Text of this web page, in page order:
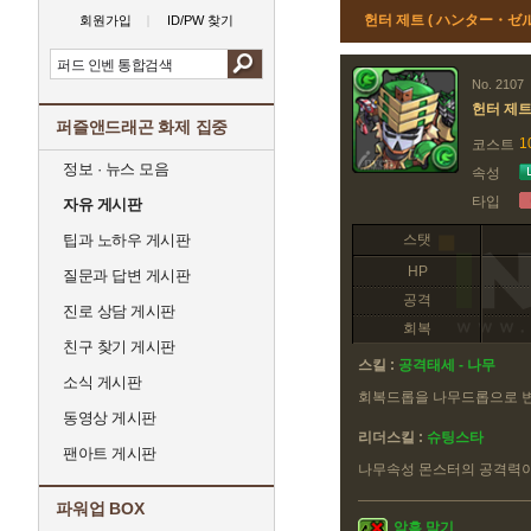
회원가입 ID/PW 찾기
퍼즐앤드래곤 화제 집중
정보 · 뉴스 모음
자유 게시판
팁과 노하우 게시판
질문과 답변 게시판
진로 상담 게시판
친구 찾기 게시판
소식 게시판
동영상 게시판
팬아트 게시판
파워업 BOX
헌터 제트 ( ハンター・ゼ
No. 2107
헌터 제트
코스트
속성
타입
스탯
HP
공격
회복
스킬 : 공격태세 - 나무
회복드롭을 나무드롭으로
리더스킬 : 슈팅스타
나무속성 몬스터의 공격력
암흑 막기